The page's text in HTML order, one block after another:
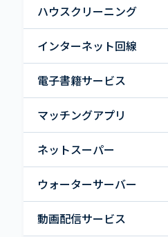
ハウスクリーニング
インターネット回線
電子書籍サービス
マッチングアプリ
ネットスーパー
ウォーターサーバー
動画配信サービス